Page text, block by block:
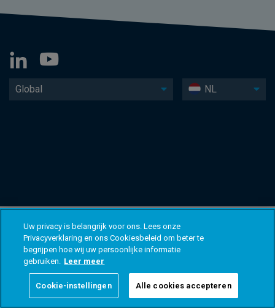
Global NL
Uw privacy is belangrijk voor ons. Lees onze
Privacyverklaring en ons Cookiesbeleid om beter te
begrijpen hoe wij uw persoonlijke informatie
gebruiken. Leer meer
Cookie-instellingen Alle cookies accepteren